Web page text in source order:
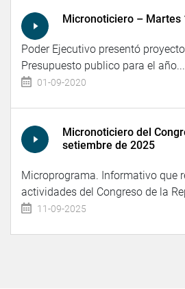
Micronoticiero – Martes
Poder Ejecutivo presentó
Presupuesto publico para el año...
01-09-2020
Micronoticiero del
setiembre de 2025
Microprograma. Informativo que
actividades del Congreso de la
11-09-2025